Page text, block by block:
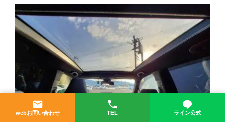
webお問い合わせ TEL ライン公式